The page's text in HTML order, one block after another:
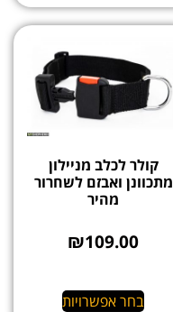
קולר לכלב מניילון
מתכוונן ואבזם לשחרור
מהיר
₪109.00
בחר אפשרויות